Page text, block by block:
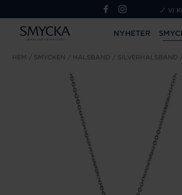
VI
NYHETER
HEM SMYCKEN HALSBAND SILVERHALSBAND